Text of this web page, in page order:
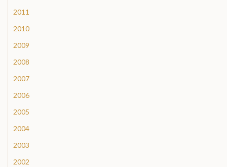
2011
2010
2009
2008
2007
2006
2005
2004
2003
2002